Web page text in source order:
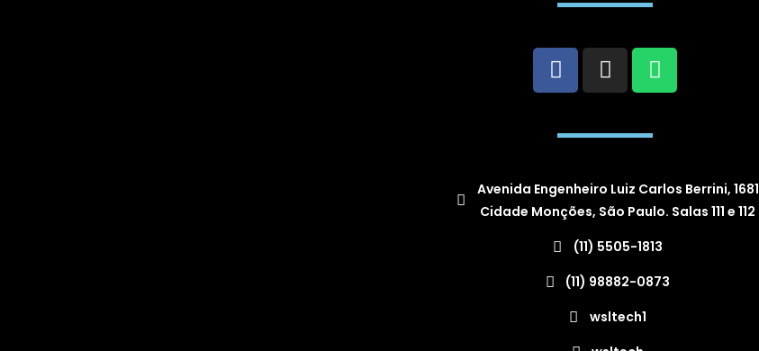
Avenida Engenheiro Luiz Carlos Berrini, 1681
Cidade Monções, São Paulo. Salas 111 e 112
(11) 5505-1813
(11) 98882-0873
wsltech1